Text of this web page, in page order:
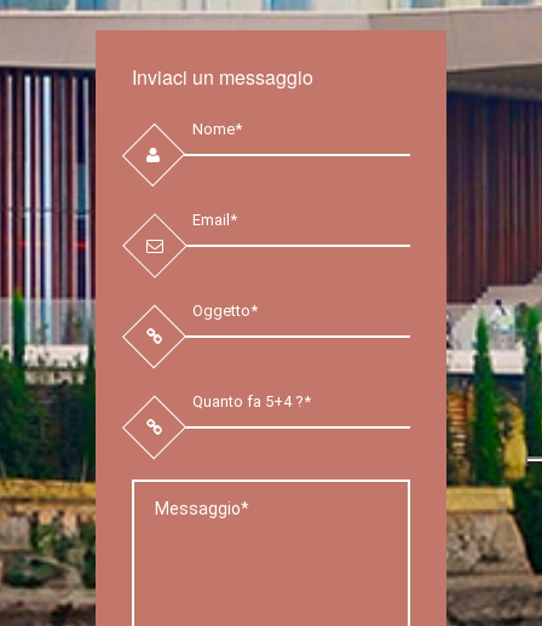
Inviaci un messaggio